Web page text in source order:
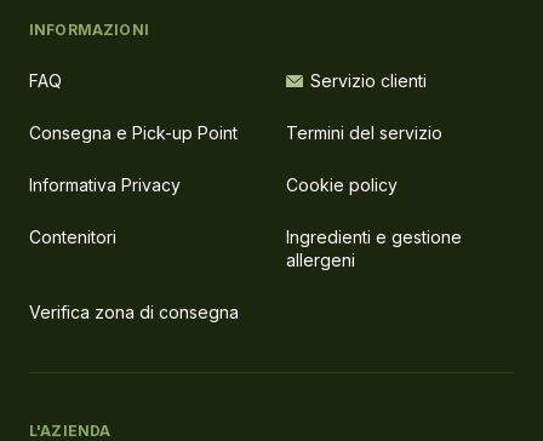
INFORMAZIONI
FAQ Servizio clienti
Consegna e Pick-up Point Termini del servizio
Informativa Privacy Cookie policy
Contenitori
Ingredienti e gestione
allergeni
Verifica zona di consegna
L'AZIENDA